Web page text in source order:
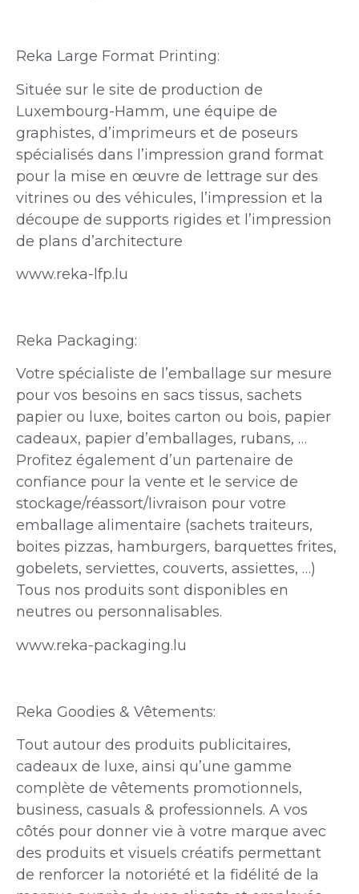
Reka Large Format Printing:
Située sur le site de production de
Luxembourg-Hamm, une équipe de
graphistes, d’imprimeurs et de poseurs
spécialisés dans l’impression grand format
pour la mise en œuvre de lettrage sur des
vitrines ou des véhicules, l’impression et la
découpe de supports rigides et l’impression
de plans d’architecture
www.reka-lfp.lu
Reka Packaging:
Votre spécialiste de l’emballage sur mesure
pour vos besoins en sacs tissus, sachets
papier ou luxe, boites carton ou bois, papier
cadeaux, papier d’emballages, rubans, …
Profitez également d’un partenaire de
confiance pour la vente et le service de
stockage/réassort/livraison pour votre
emballage alimentaire (sachets traiteurs,
boites pizzas, hamburgers, barquettes frites,
gobelets, serviettes, couverts, assiettes, …)
Tous nos produits sont disponibles en
neutres ou personnalisables.
www.reka-packaging.lu
Reka Goodies & Vêtements:
Tout autour des produits publicitaires,
cadeaux de luxe, ainsi qu’une gamme
complète de vêtements promotionnels,
business, casuals & professionnels. A vos
côtés pour donner vie à votre marque avec
des produits et visuels créatifs permettant
de renforcer la notoriété et la fidélité de la